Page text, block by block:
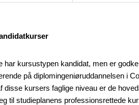
har kursustypen kandidat, men er
på diplomingeniøruddannelsen i
disse kursers faglige niveau er de
til studieplanens professionsrettede